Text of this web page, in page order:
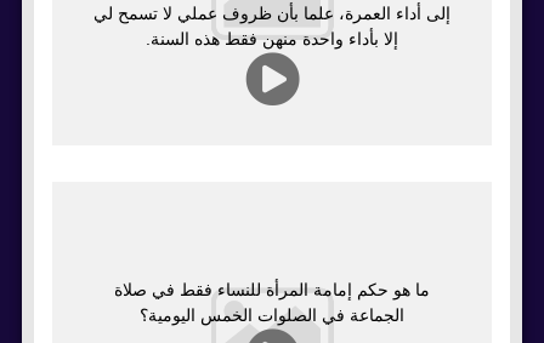
إلى أداء العمرة، علما بأن ظروف عملي لا تسمح لي
إلا بأداء واحدة منهن فقط هذه السنة.
ما هو حكم إمامة المرأة للنساء فقط في صلاة
الجماعة في الصلوات الخمس اليومية؟